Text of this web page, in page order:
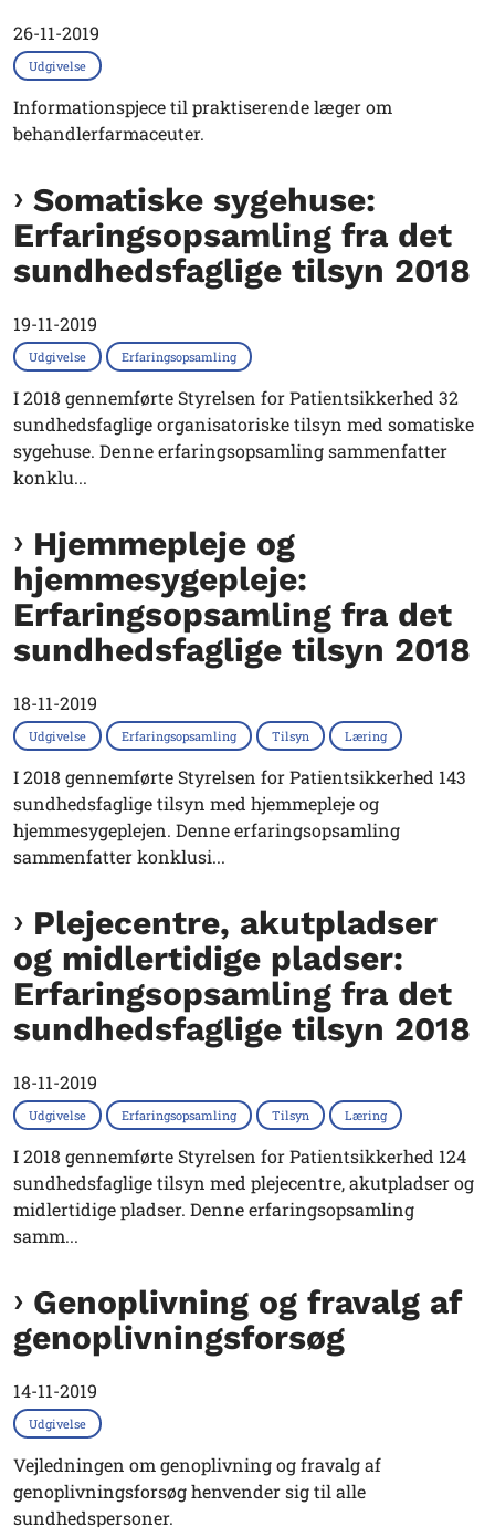
26-11-2019
Udgivelse
Informationspjece til praktiserende læger om
behandlerfarmaceuter.
Somatiske sygehuse:
Erfaringsopsamling fra det
sundhedsfaglige tilsyn 2018
19-11-2019
Udgivelse Erfaringsopsamling
I 2018 gennemførte Styrelsen for Patientsikkerhed 32
sundhedsfaglige organisatoriske tilsyn med somatiske
sygehuse. Denne erfaringsopsamling sammenfatter
konklu...
Hjemmepleje og
hjemmesygepleje:
Erfaringsopsamling fra det
sundhedsfaglige tilsyn 2018
18-11-2019
Udgivelse Erfaringsopsamling Tilsyn Læring
I 2018 gennemførte Styrelsen for Patientsikkerhed 143
sundhedsfaglige tilsyn med hjemmepleje og
hjemmesygeplejen. Denne erfaringsopsamling
sammenfatter konklusi...
Plejecentre, akutpladser
og midlertidige pladser:
Erfaringsopsamling fra det
sundhedsfaglige tilsyn 2018
18-11-2019
Udgivelse Erfaringsopsamling Tilsyn Læring
I 2018 gennemførte Styrelsen for Patientsikkerhed 124
sundhedsfaglige tilsyn med plejecentre, akutpladser og
midlertidige pladser. Denne erfaringsopsamling
samm...
Genoplivning og fravalg af
genoplivningsforsøg
14-11-2019
Udgivelse
Vejledningen om genoplivning og fravalg af
genoplivningsforsøg henvender sig til alle
sundhedspersoner.